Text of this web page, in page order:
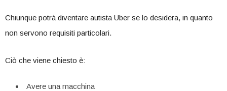
Chiunque potrà diventare autista Uber se lo desidera, in quanto
non servono requisiti particolari.
Ciò che viene chiesto è:
Avere una macchina